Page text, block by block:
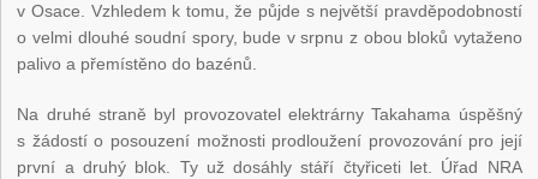
v Osace. Vzhledem k tomu, že půjde s největší pravděpodobností
o velmi dlouhé soudní spory, bude v srpnu z obou bloků vytaženo
palivo a přemístěno do bazénů.
Na druhé straně byl provozovatel elektrárny Takahama úspěšný
s žádostí o posouzení možnosti prodloužení provozování pro její
první a druhý blok. Ty už dosáhly stáří čtyřiceti let. Úřad NRA